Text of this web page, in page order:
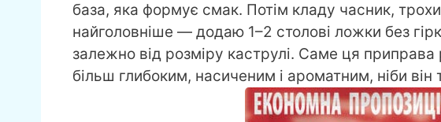
база, яка формує смак. Потім кладу часник,
найголовніше — додаю 1–2 столові ложки без
залежно від розміру каструлі. Саме ця
більш глибоким, насиченим і ароматним, ніби він